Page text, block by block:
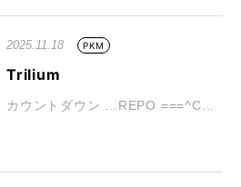
2025.11.18 PKM
Trilium
カウントダウン ...REPO ===^C...